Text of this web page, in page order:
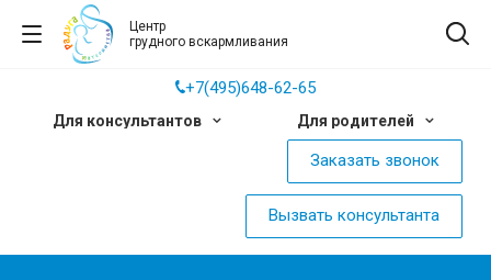
Центр
грудного вскармливания
+7(495)648-62-65
Для консультантов Для родителей
Заказать звонок
Вызвать консультанта